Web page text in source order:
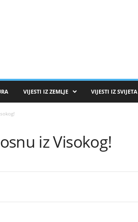
VIJESTI IZ ZEMLJE VIJESTI IZ SVIJETA
iz Visokog!